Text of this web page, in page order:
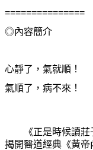
===============
◎內容簡介
心靜了，氣就順！
氣順了，病不來！
《正是時候讀莊
揭開醫道經典《黃